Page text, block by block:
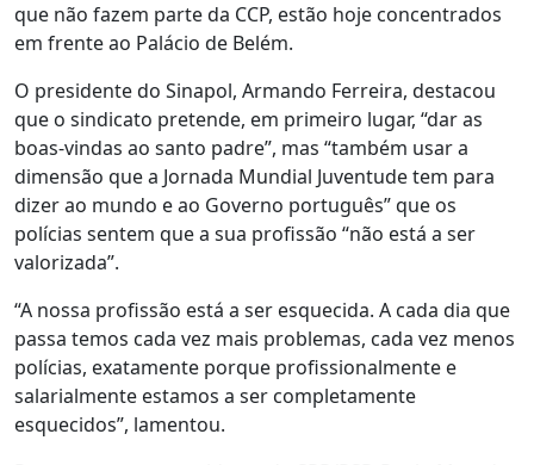
que não fazem parte da CCP, estão hoje concentrados
em frente ao Palácio de Belém.
O presidente do Sinapol, Armando Ferreira, destacou
que o sindicato pretende, em primeiro lugar, “dar as
boas-vindas ao santo padre”, mas “também usar a
dimensão que a Jornada Mundial Juventude tem para
dizer ao mundo e ao Governo português” que os
polícias sentem que a sua profissão “não está a ser
valorizada”.
“A nossa profissão está a ser esquecida. A cada dia que
passa temos cada vez mais problemas, cada vez menos
polícias, exatamente porque profissionalmente e
salarialmente estamos a ser completamente
esquecidos”, lamentou.